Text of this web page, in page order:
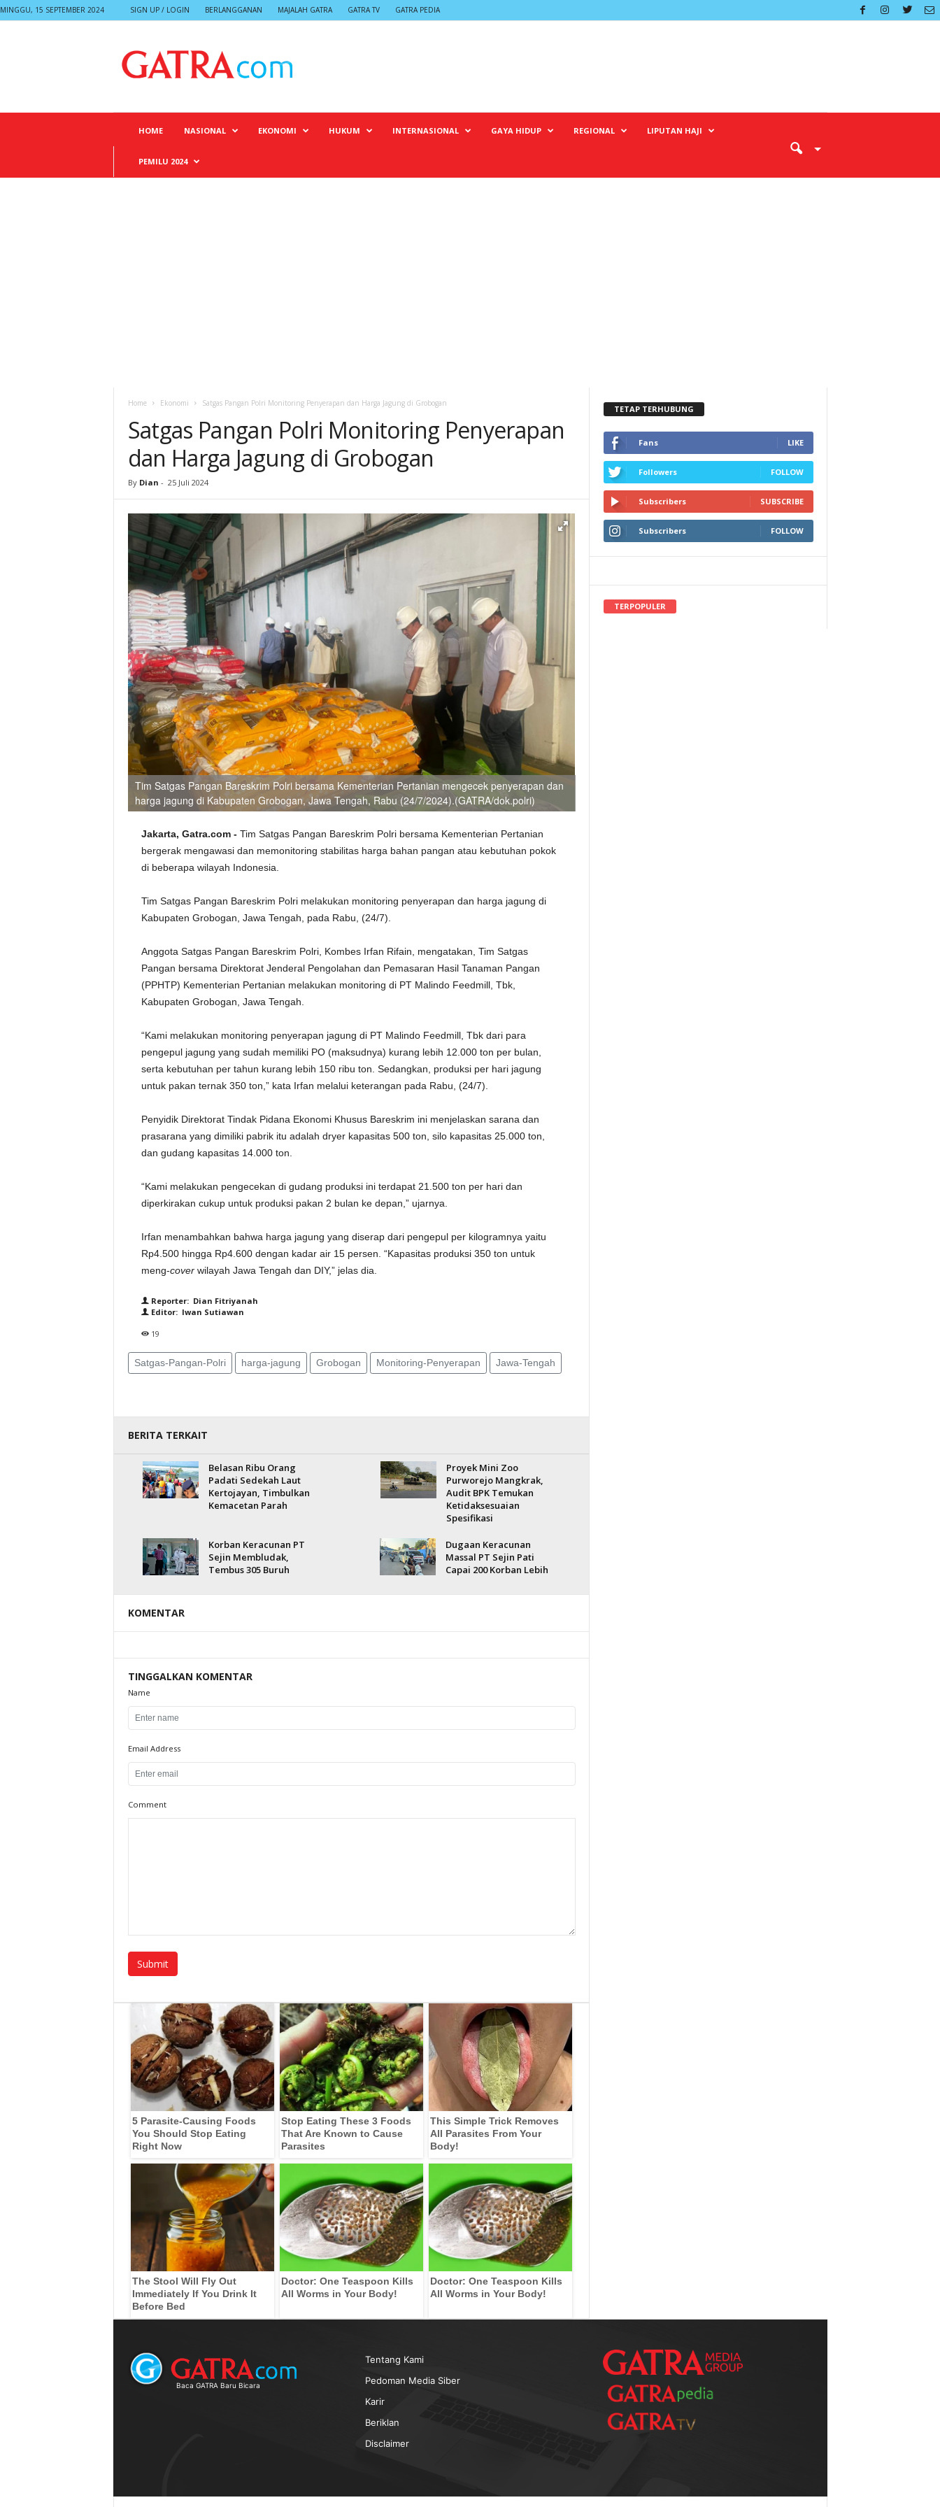
MINGGU, 15 SEPTEMBER 2024 SIGN UP / LOGIN BERLANGGANAN MAJALAH GATRA GATRA TV GATRA PEDIA
HOME NASIONAL EKONOMI HUKUM INTERNASIONAL GAYA HIDUP REGIONAL LIPUTAN HAJI
PEMILU 2024
Home Ekonomi Satgas Pangan Polri Monitoring Penyerapan dan Harga Jagung di Grobogan
Satgas Pangan Polri Monitoring Penyerapan
dan Harga Jagung di Grobogan
By Dian - 25 Juli 2024
Tim Satgas Pangan Bareskrim Polri bersama Kementerian Pertanian mengecek penyerapan dan
harga jagung di Kabupaten Grobogan, Jawa Tengah, Rabu (24/7/2024).(GATRA/dok.polri)
Jakarta, Gatra.com -Tim Satgas Pangan Bareskrim Polri bersama Kementerian Pertanian
bergerak mengawasi dan memonitoring stabilitas harga bahan pangan atau kebutuhan pokok
di beberapa wilayah Indonesia.
Tim Satgas Pangan Bareskrim Polri melakukan monitoring penyerapan dan harga jagung di
Kabupaten Grobogan, Jawa Tengah, pada Rabu, (24/7).
Anggota Satgas Pangan Bareskrim Polri, Kombes Irfan Rifain, mengatakan, Tim Satgas
Pangan bersama Direktorat Jenderal Pengolahan dan Pemasaran Hasil Tanaman Pangan
(PPHTP) Kementerian Pertanian melakukan monitoring di PT Malindo Feedmill, Tbk,
Kabupaten Grobogan, Jawa Tengah.
“Kami melakukan monitoring penyerapan jagung di PT Malindo Feedmill, Tbk dari para
pengepul jagung yang sudah memiliki PO (maksudnya) kurang lebih 12.000 ton per bulan,
serta kebutuhan per tahun kurang lebih 150 ribu ton. Sedangkan, produksi per hari jagung
untuk pakan ternak 350 ton,” kata Irfan melalui keterangan pada Rabu, (24/7).
Penyidik Direktorat Tindak Pidana Ekonomi Khusus Bareskrim ini menjelaskan sarana dan
prasarana yang dimiliki pabrik itu adalah dryer kapasitas 500 ton, silo kapasitas 25.000 ton,
dan gudang kapasitas 14.000 ton.
“Kami melakukan pengecekan di gudang produksi ini terdapat 21.500 ton per hari dan
diperkirakan cukup untuk produksi pakan 2 bulan ke depan,” ujarnya.
Irfan menambahkan bahwa harga jagung yang diserap dari pengepul per kilogramnya yaitu
Rp4.500 hingga Rp4.600 dengan kadar air 15 persen. “Kapasitas produksi 350 ton untuk
meng-coverwilayah Jawa Tengah dan DIY,” jelas dia.
Reporter: Dian Fitriyanah
Editor: Iwan Sutiawan
19
Satgas-Pangan-Polri harga-jagung Grobogan Monitoring-Penyerapan Jawa-Tengah
BERITA TERKAIT
Belasan Ribu Orang
Padati Sedekah Laut
Kertojayan, Timbulkan
Kemacetan Parah
Proyek Mini Zoo
Purworejo Mangkrak,
Audit BPK Temukan
Ketidaksesuaian
Spesifikasi
Korban Keracunan PT
Sejin Membludak,
Tembus 305 Buruh
Dugaan Keracunan
Massal PT Sejin Pati
Capai 200 Korban Lebih
KOMENTAR
TINGGALKAN KOMENTAR
Name
Email Address
Comment
5 Parasite-Causing Foods
You Should Stop Eating
Right Now
Stop Eating These 3 Foods
That Are Known to Cause
Parasites
This Simple Trick Removes
All Parasites From Your
Body!
The Stool Will Fly Out
Immediately If You Drink It
Before Bed
Doctor: One Teaspoon Kills
All Worms in Your Body!
Doctor: One Teaspoon Kills
All Worms in Your Body!
TETAP TERHUBUNG
Fans LIKE
Followers FOLLOW
Subscribers SUBSCRIBE
Subscribers FOLLOW
Baca GATRA Baru Bicara
Tentang Kami
Pedoman Media Siber
Karir
Beriklan
Disclaimer